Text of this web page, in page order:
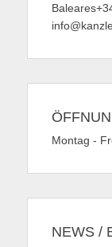
Montag -
NEWS /